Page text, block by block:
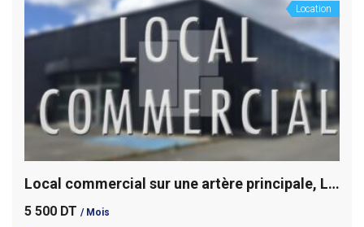
Location
Local commercial sur une artère principale, La Soukra
5 500 DT / Mois